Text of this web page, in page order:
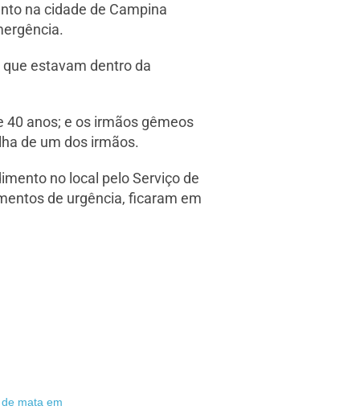
na cidade de Campina
estavam dentro da
40 anos; e os irmãos gêmeos
de um dos irmãos.
no local pelo Serviço de
de urgência, ficaram em
mata em